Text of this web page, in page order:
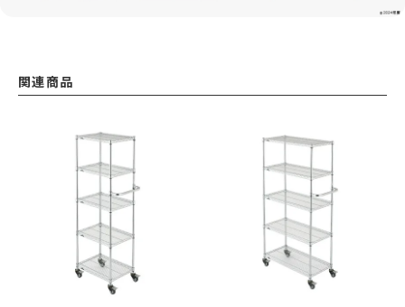
関連商品